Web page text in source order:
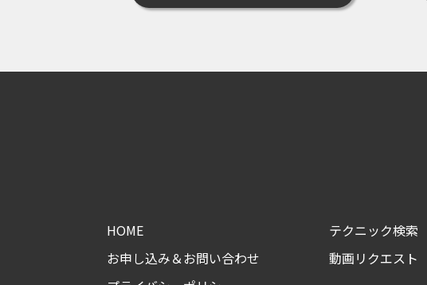
HOME テクニック検索
お申し込み＆お問い合わせ
動画リクエスト